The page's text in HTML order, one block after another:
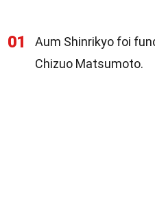
01
Aum Shinrikyo foi
Chizuo Matsumoto.